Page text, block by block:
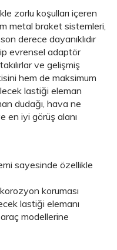
zorlu koşulları içeren
metal braket sistemleri,
derece dayanıklıdır
evrensel adaptör
ve gelişmiş
hem de maksimum
lastiği eleman
dudağı, hava ne
en iyi görüş alanı
sayesinde özellikle
koruması
lastiği elemanı
modellerine